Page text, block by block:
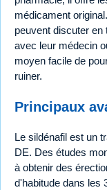
médicament
peuvent discuter en
avec leur médecin
moyen facile de
ruiner.
Principaux
Le sildénafil est un
DE. Des études
à obtenir des
d'habitude dans les